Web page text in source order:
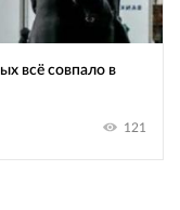
всё совпало в
121